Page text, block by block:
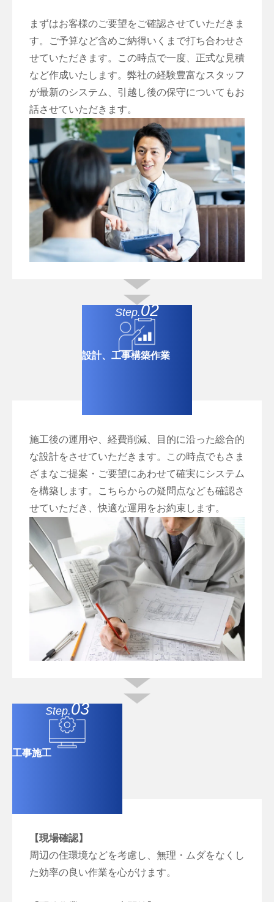
まずはお客様のご要望をご確認させていただきま
す。ご予算など含めご納得いくまで打ち合わせさ
せていただきます。この時点で一度、正式な見積
など作成いたします。弊社の経験豊富なスタッフ
が最新のシステム、引越し後の保守についてもお
話させていただきます。
施工後の運用や、経費削減、目的に沿った総合的
な設計をさせていただきます。この時点でもさま
ざまなご提案・ご要望にあわせて確実にシステム
を構築します。こちらからの疑問点なども確認さ
せていただき、快適な運用をお約束します。
Step.02
設計、工事構築作業
Step.03
工事施工
【現場確認】
周辺の住環境などを考慮し、無理・ムダをなくし
た効率の良い作業を心がけます。